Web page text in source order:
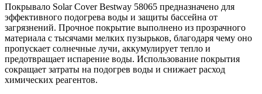
Покрывало Solar Cover Bestway 58065 предназначено для
эффективного подогрева воды и защиты бассейна от
загрязнений. Прочное покрытие выполнено из прозрачного
материала с тысячами мелких пузырьков, благодаря чему оно
пропускает солнечные лучи, аккумулирует тепло и
предотвращает испарение воды. Использование покрытия
сокращает затраты на подогрев воды и снижает расход
химических реагентов.